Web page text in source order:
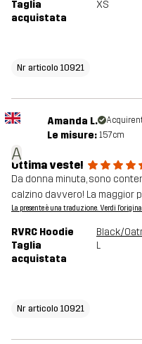
Taglia
acquistata
XS
Nr articolo 10921
A
Amanda L.
Le misure: 157cm
Ottima veste!
Da donna minuta, sono
calzino davvero! La maggior
La presente è una traduzione. Verdi
RVRC Hoodie
Black/
Taglia
acquistata
L
Nr articolo 10921